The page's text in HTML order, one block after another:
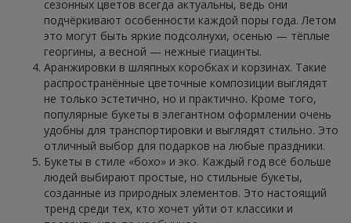
сезонных цветов всегда актуальны, ведь они
подчёркивают особенности каждой поры года. Летом
это могут быть яркие подсолнухи, осенью — тёплые
георгины, а весной — нежные гиацинты.
Аранжировки в шляпных коробках и корзинах. Такие
распространённые цветочные композиции выглядят
не только эстетично, но и практично. Кроме того,
популярные букеты в элегантном оформлении очень
удобны для транспортировки и выглядят стильно. Это
отличный выбор для подарков на любые праздники.
Букеты в стиле «бохо» и эко. Каждый год всё больше
людей выбирают простые, но стильные букеты,
созданные из природных элементов. Это настоящий
тренд среди тех, кто хочет уйти от классики и